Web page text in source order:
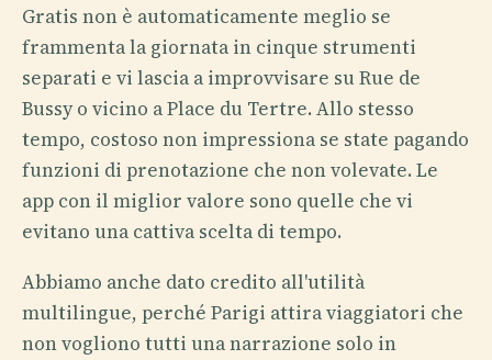
Gratis non è automaticamente meglio se
frammenta la giornata in cinque strumenti
separati e vi lascia a improvvisare su Rue de
Bussy o vicino a Place du Tertre. Allo stesso
tempo, costoso non impressiona se state pagando
funzioni di prenotazione che non volevate. Le
app con il miglior valore sono quelle che vi
evitano una cattiva scelta di tempo.
Abbiamo anche dato credito all'utilità
multilingue, perché Parigi attira viaggiatori che
non vogliono tutti una narrazione solo in